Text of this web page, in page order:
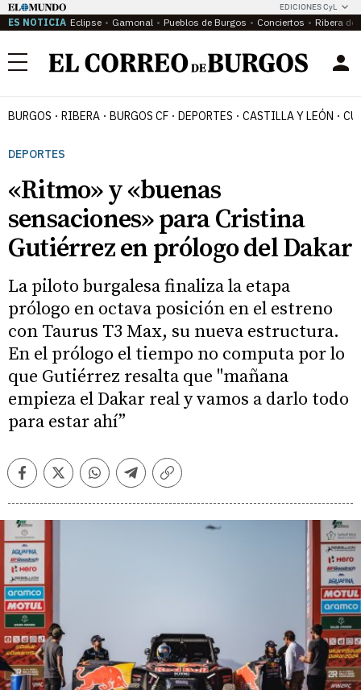
EDICIONES CyL
ES NOTICIA Eclipse Gamonal Pueblos de Burgos Conciertos Ribera del
Menú
BURGOS RIBERA BURGOS CF DEPORTES CASTILLA Y LEÓN
DEPORTES
«Ritmo» y «buenas
sensaciones» para Cristina
Gutiérrez en prólogo del Dakar
La piloto burgalesa finaliza la etapa
prólogo en octava posición en el estreno
con Taurus T3 Max, su nueva estructura.
En el prólogo el tiempo no computa por lo
que Gutiérrez resalta que "mañana
empieza el Dakar real y vamos a darlo todo
para estar ahí”
FacebookTwitterWhatsappTelegramCopiar